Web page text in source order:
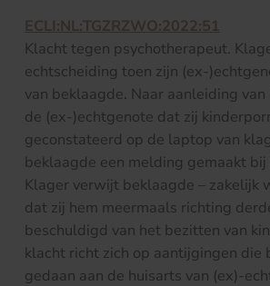
ECLI:NL:TGZRZWO:2022:51
Klacht tegen psychotherapeut.
echtscheiding toen zijn (ex-
van beklaagde. Naar aanleiding
de (ex-)echtgenote dat zij
geconstateerd op de laptop van
beklaagde een melding gemaakt bij
Klager verwijt beklaagde – zakelijk
dat zij hem meermaals richting
beschuldigd van het bezitten van
klacht richt zich op aantijgingen die
gedaan aan de huisarts van (ex)-